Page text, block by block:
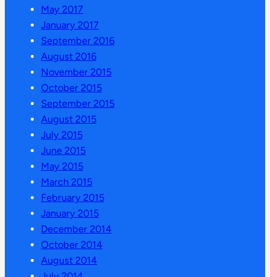
May 2017
January 2017
September 2016
August 2016
November 2015
October 2015
September 2015
August 2015
July 2015
June 2015
May 2015
March 2015
February 2015
January 2015
December 2014
October 2014
August 2014